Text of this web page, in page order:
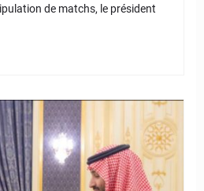
de matchs, le président